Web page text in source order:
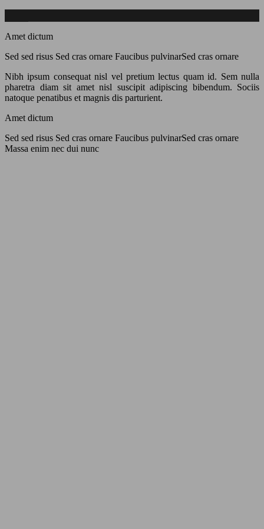
Amet dictum
Sed sed risus Sed cras ornare Faucibus pulvinarSed cras ornare
Nibh ipsum consequat nisl vel pretium lectus quam id. Sem nulla
pharetra diam sit amet nisl suscipit adipiscing bibendum. Sociis
natoque penatibus et magnis dis parturient.
Amet dictum
Sed sed risus Sed cras ornare Faucibus pulvinarSed cras ornare
Massa enim nec dui nunc